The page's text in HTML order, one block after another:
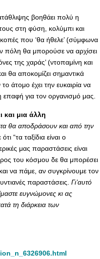
βοηθάει πολύ η
στη φύση, κολύμπι και
που ‘θα ήθελε’ (σύμφωνα
θα μπορούσε να αρχίσει
της χαράς’ (ντοπαμίνη και
θα αποκομίζει σημαντικά
άτομο έχει την ευκαιρία να
επαφή για τον οργανισμό μας.
και μια άλλη
θα αποδράσουν και από την
“τα ταξίδια είναι ο
μας παραστάσεις είναι
του κόσμου δε θα μπορέσει
να πάμε, αν συγκρίνουμε τον
παραστάσεις. Γι’αυτό
ευγνώμονες κι ας
τη διάρκεια των